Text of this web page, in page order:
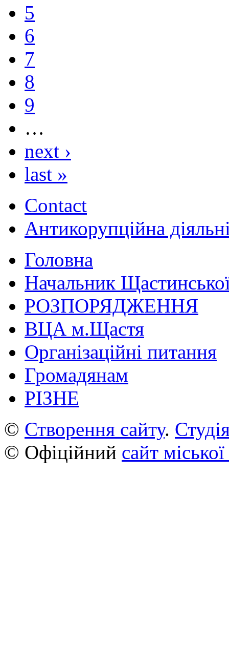
5
6
7
8
9
…
next ›
last »
Contact
Антикорупційна
Головна
Начальник
РОЗПОРЯДЖЕННЯ
ВЦА м.Щастя
Організаційні питання
Громадянам
РІЗНЕ
© Створення сайту.
© Офіційний сайт